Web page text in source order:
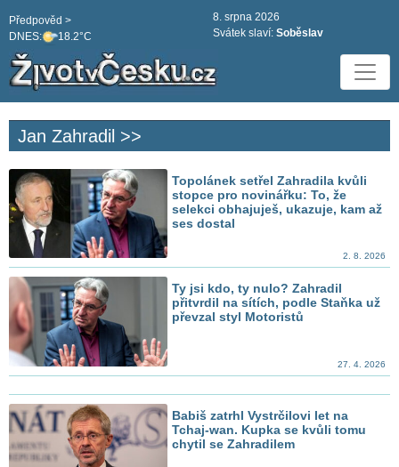
DNES: 18.2°C
Předpověd >
8. srpna 2026
Svátek slaví: Soběslav
Jan Zahradil >>
Topolánek setřel Zahradila kvůli
stopce pro novinářku: To, že
selekci obhajuješ, ukazuje, kam až
ses dostal
2. 8. 2026
Ty jsi kdo, ty nulo? Zahradil
přitvrdil na sítích, podle Staňka už
převzal styl Motoristů
27. 4. 2026
Babiš zatrhl Vystrčilovi let na
Tchaj-wan. Kupka se kvůli tomu
chytil se Zahradilem